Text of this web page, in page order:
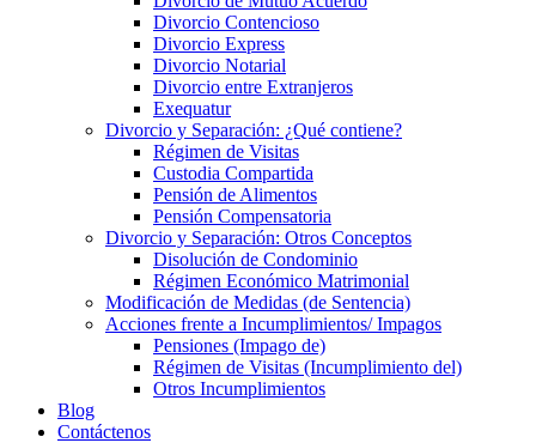
Divorcio Contencioso
Divorcio Express
Divorcio Notarial
Divorcio entre Extranjeros
Exequatur
Divorcio y Separación: ¿Qué contiene?
Régimen de Visitas
Custodia Compartida
Pensión de Alimentos
Pensión Compensatoria
Divorcio y Separación: Otros Conceptos
Disolución de Condominio
Régimen Económico Matrimonial
Modificación de Medidas (de Sentencia)
Acciones frente a Incumplimientos/ Impagos
Pensiones (Impago de)
Régimen de Visitas (Incumplimiento del)
Otros Incumplimientos
Blog
Contáctenos